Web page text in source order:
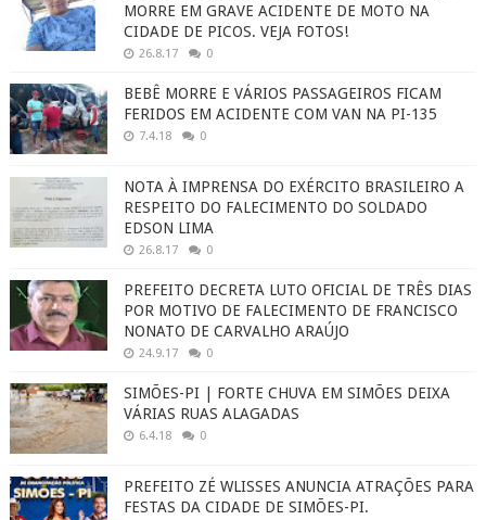
MORRE EM GRAVE ACIDENTE DE MOTO NA
CIDADE DE PICOS. VEJA FOTOS!
26.8.17 0
BEBÊ MORRE E VÁRIOS PASSAGEIROS FICAM
FERIDOS EM ACIDENTE COM VAN NA PI-135
7.4.18 0
NOTA À IMPRENSA DO EXÉRCITO BRASILEIRO A
RESPEITO DO FALECIMENTO DO SOLDADO
EDSON LIMA
26.8.17 0
PREFEITO DECRETA LUTO OFICIAL DE TRÊS DIAS
POR MOTIVO DE FALECIMENTO DE FRANCISCO
NONATO DE CARVALHO ARAÚJO
24.9.17 0
SIMÕES-PI | FORTE CHUVA EM SIMÕES DEIXA
VÁRIAS RUAS ALAGADAS
6.4.18 0
PREFEITO ZÉ WLISSES ANUNCIA ATRAÇÕES PARA
FESTAS DA CIDADE DE SIMÕES-PI.